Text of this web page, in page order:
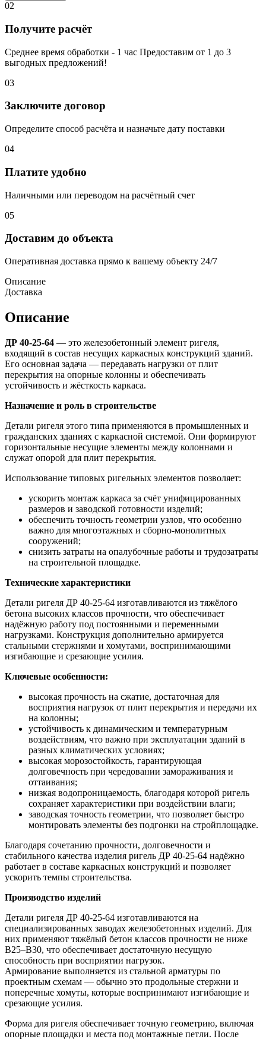
02
Получите расчёт
Среднее время обработки - 1 час Предоставим от 1 до 3
выгодных предложений!
03
Заключите договор
Определите способ расчёта и назначьте дату поставки
04
Платите удобно
Наличными или переводом на расчётный счет
05
Доставим до объекта
Оперативная доставка прямо к вашему объекту 24/7
Описание
Доставка
Описание
ДР 40-25-64 — это железобетонный элемент ригеля,
входящий в состав несущих каркасных конструкций зданий.
Его основная задача — передавать нагрузки от плит
перекрытия на опорные колонны и обеспечивать
устойчивость и жёсткость каркаса.
Назначение и роль в строительстве
Детали ригеля этого типа применяются в промышленных и
гражданских зданиях с каркасной системой. Они формируют
горизонтальные несущие элементы между колоннами и
служат опорой для плит перекрытия.
Использование типовых ригельных элементов позволяет:
ускорить монтаж каркаса за счёт унифицированных
размеров и заводской готовности изделий;
обеспечить точность геометрии узлов, что особенно
важно для многоэтажных и сборно-монолитных
сооружений;
снизить затраты на опалубочные работы и трудозатраты
на строительной площадке.
Технические характеристики
Детали ригеля ДР 40-25-64 изготавливаются из тяжёлого
бетона высоких классов прочности, что обеспечивает
надёжную работу под постоянными и переменными
нагрузками. Конструкция дополнительно армируется
стальными стержнями и хомутами, воспринимающими
изгибающие и срезающие усилия.
Ключевые особенности:
высокая прочность на сжатие, достаточная для
восприятия нагрузок от плит перекрытия и передачи их
на колонны;
устойчивость к динамическим и температурным
воздействиям, что важно при эксплуатации зданий в
разных климатических условиях;
высокая морозостойкость, гарантирующая
долговечность при чередовании замораживания и
оттаивания;
низкая водопроницаемость, благодаря которой ригель
сохраняет характеристики при воздействии влаги;
заводская точность геометрии, что позволяет быстро
монтировать элементы без подгонки на стройплощадке.
Благодаря сочетанию прочности, долговечности и
стабильного качества изделия ригель ДР 40-25-64 надёжно
работает в составе каркасных конструкций и позволяет
ускорить темпы строительства.
Производство изделий
Детали ригеля ДР 40-25-64 изготавливаются на
специализированных заводах железобетонных изделий. Для
них применяют тяжёлый бетон классов прочности не ниже
В25–В30, что обеспечивает достаточную несущую
способность при восприятии нагрузок.
Армирование выполняется из стальной арматуры по
проектным схемам — обычно это продольные стержни и
поперечные хомуты, которые воспринимают изгибающие и
срезающие усилия.
Форма для ригеля обеспечивает точную геометрию, включая
опорные площадки и места под монтажные петли. После